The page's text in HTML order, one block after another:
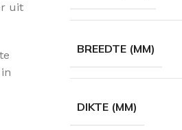
assortiment
uit
BREEDTE (MM)
DIKTE (MM)